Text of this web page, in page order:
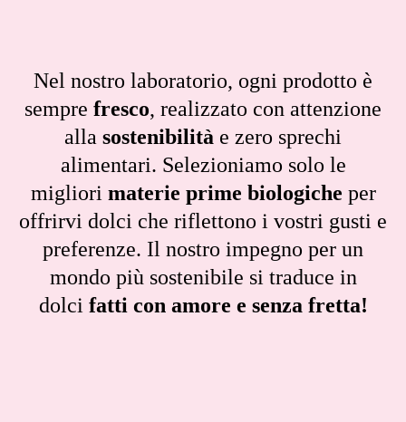
Nel nostro laboratorio, ogni prodotto è
sempre fresco, realizzato con attenzione
alla sostenibilità e zero sprechi
alimentari. Selezioniamo solo le
migliori materie prime biologiche per
offrirvi dolci che riflettono i vostri gusti e
preferenze. Il nostro impegno per un
mondo più sostenibile si traduce in
dolci fatti con amore e senza fretta!